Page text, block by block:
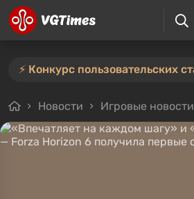
Новости Игровые новости